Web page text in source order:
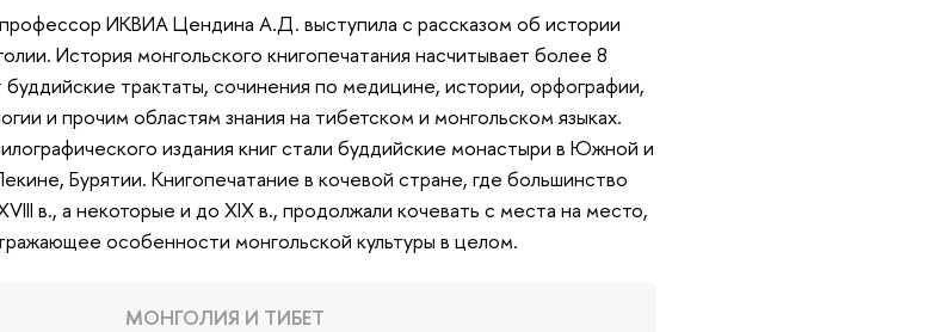
ИКВИА Цендина А.Д. выступила с рассказом об истории
История монгольского книгопечатания насчитывает более 8
трактаты, сочинения по медицине, истории, орфографии,
и прочим областям знания на тибетском и монгольском языках.
издания книг стали буддийские монастыри в Южной и
Бурятии. Книгопечатание в кочевой стране, где большинство
в., а некоторые и до XIX в., продолжали кочевать с места на место,
особенности монгольской культуры в целом.
МОНГОЛИЯ И ТИБЕТ